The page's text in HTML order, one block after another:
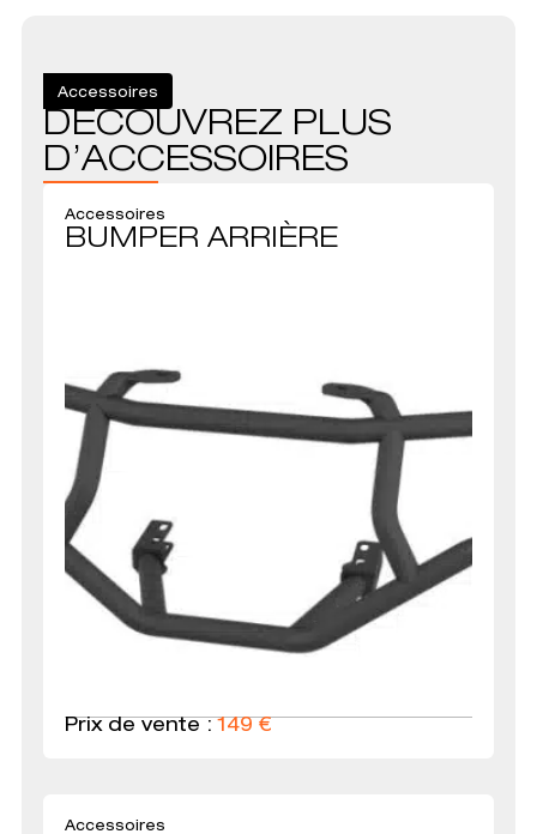
Accessoires
DÉCOUVREZ PLUS
D’ACCESSOIRES
Accessoires
BUMPER ARRIÈRE
Prix de vente : 149 €
Accessoires